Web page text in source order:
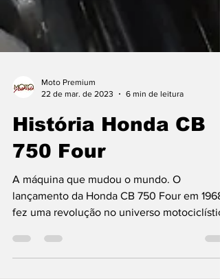
Moto Premium
22 de mar. de 2023
História Honda CB
750 Four
lançamento da Honda CB 750 Four em 1968
fez uma revolução no universo